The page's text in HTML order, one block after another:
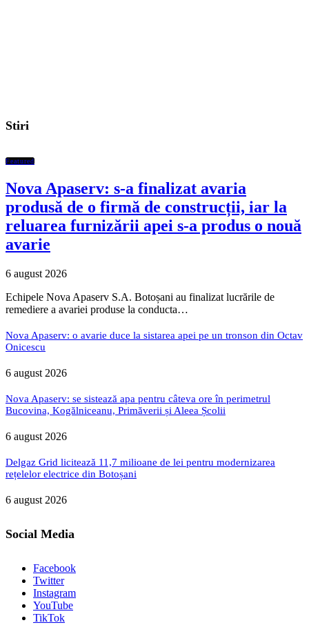
Stiri
Featured
Nova Apaserv: s-a finalizat avaria
produsă de o firmă de construcții, iar la
reluarea furnizării apei s-a produs o nouă
avarie
6 august 2026
Echipele Nova Apaserv S.A. Botoșani au finalizat lucrările de
remediere a avariei produse la conducta…
Nova Apaserv: o avarie duce la sistarea apei pe un tronson din Octav
Onicescu
6 august 2026
Nova Apaserv: se sistează apa pentru câteva ore în perimetrul
Bucovina, Kogălniceanu, Primăverii și Aleea Școlii
6 august 2026
Delgaz Grid licitează 11,7 milioane de lei pentru modernizarea
rețelelor electrice din Botoșani
6 august 2026
Social Media
Facebook
Twitter
Instagram
YouTube
TikTok